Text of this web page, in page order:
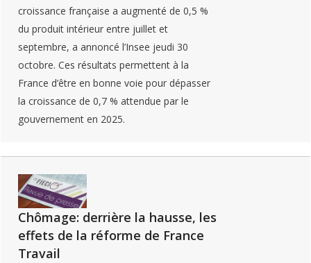
croissance française a augmenté de 0,5 %
du produit intérieur entre juillet et
septembre, a annoncé l’Insee jeudi 30
octobre. Ces résultats permettent à la
France d’être en bonne voie pour dépasser
la croissance de 0,7 % attendue par le
gouvernement en 2025.
Chômage: derrière la hausse, les
effets de la réforme de France
Travail